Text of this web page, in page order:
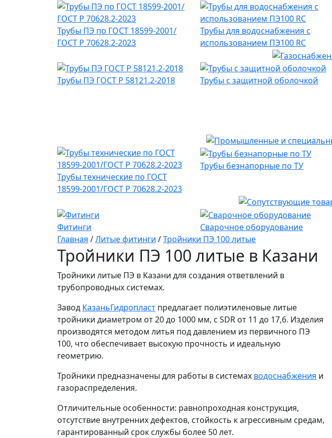
Трубы ПЭ по ГОСТ 18599-2001/
ГОСТ Р 70628.2-2023
Трубы для водоснабжения с
использованием ПЭ100 RC
Трубы ПЭ ГОСТ Р 58121.2-2018 Трубы с защитной оболочкой
Трубы технические по ГОСТ
18599-2001/ГОСТ Р 70628.2-2023
Трубы безнапорные по ТУ
Фитинги
Сварочное оборудование
Главная /Литые фитинги /Тройники ПЭ 100 литые
Тройники ПЭ 100 литые в Казани
Тройники литые ПЭ в Казани для создания ответвлений в
трубопроводных системах.
Завод КазаньГидропласт предлагает полиэтиленовые литые
тройники диаметром от 20 до 1000 мм, с SDR от 11 до 17,6. Изделия
производятся методом литья под давлением из первичного ПЭ
100, что обеспечивает высокую прочность и идеальную
геометрию.
Тройники предназначены для работы в системах водоснабжения и
газораспределения.
Отличительные особенности: равнопроходная конструкция,
отсутствие внутренних дефектов, стойкость к агрессивным средам,
гарантированный срок службы более 50 лет.